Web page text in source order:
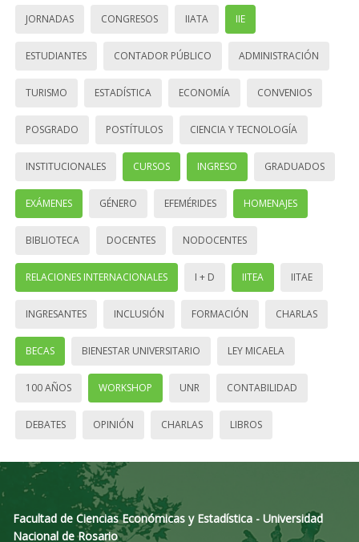
JORNADAS CONGRESOS IIATA IIE
ESTUDIANTES CONTADOR PÚBLICO ADMINISTRACIÓN
TURISMO ESTADÍSTICA ECONOMÍA CONVENIOS
POSGRADO POSTÍTULOS CIENCIA Y TECNOLOGÍA
INSTITUCIONALES CURSOS INGRESO GRADUADOS
EXÁMENES GÉNERO EFEMÉRIDES HOMENAJES
BIBLIOTECA DOCENTES NODOCENTES
RELACIONES INTERNACIONALES I + D IITEA IITAE
INGRESANTES INCLUSIÓN FORMACIÓN CHARLAS
BECAS BIENESTAR UNIVERSITARIO LEY MICAELA
100 AÑOS WORKSHOP UNR CONTABILIDAD
DEBATES OPINIÓN CHARLAS LIBROS
Facultad de Ciencias Económicas y Estadística - Universidad
Nacional de Rosario